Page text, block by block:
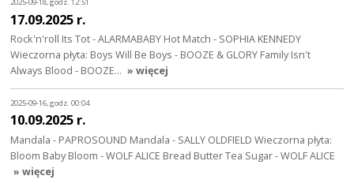
17.09.2025 r.
Rock'n'roll Its Tot - ALARMABABY Hot Match - SOPHIA KENNEDY
Wieczorna płyta: Boys Will Be Boys - BOOZE & GLORY Family Isn't
Always Blood - BOOZE… » więcej
2025-09-16, godz. 00:04
10.09.2025 r.
Mandala - PAPROSOUND Mandala - SALLY OLDFIELD Wieczorna płyta:
Bloom Baby Bloom - WOLF ALICE Bread Butter Tea Sugar - WOLF ALICE
» więcej